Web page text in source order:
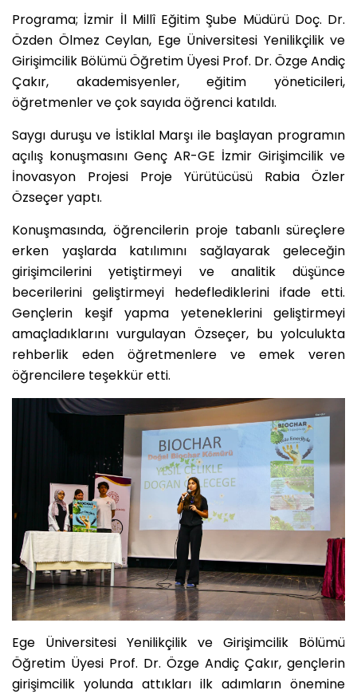
Programa; İzmir İl Millî Eğitim Şube Müdürü Doç. Dr.
Özden Ölmez Ceylan, Ege Üniversitesi Yenilikçilik ve
Girişimcilik Bölümü Öğretim Üyesi Prof. Dr. Özge Andiç
Çakır, akademisyenler, eğitim yöneticileri,
öğretmenler ve çok sayıda öğrenci katıldı.
Saygı duruşu ve İstiklal Marşı ile başlayan programın
açılış konuşmasını Genç AR-GE İzmir Girişimcilik ve
İnovasyon Projesi Proje Yürütücüsü Rabia Özler
Özseçer yaptı.
Konuşmasında, öğrencilerin proje tabanlı süreçlere
erken yaşlarda katılımını sağlayarak geleceğin
girişimcilerini yetiştirmeyi ve analitik düşünce
becerilerini geliştirmeyi hedeflediklerini ifade etti.
Gençlerin keşif yapma yeteneklerini geliştirmeyi
amaçladıklarını vurgulayan Özseçer, bu yolculukta
rehberlik eden öğretmenlere ve emek veren
öğrencilere teşekkür etti.
Ege Üniversitesi Yenilikçilik ve Girişimcilik Bölümü
Öğretim Üyesi Prof. Dr. Özge Andiç Çakır, gençlerin
girişimcilik yolunda attıkları ilk adımların önemine